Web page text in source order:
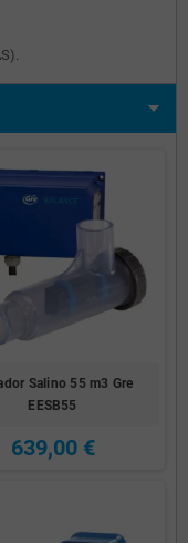
Salino 55 m3 Gre
EESB55
639,00 €